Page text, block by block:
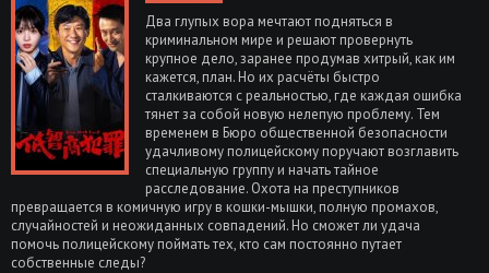
Два глупых вора мечтают подняться в
криминальном мире и решают провернуть
крупное дело, заранее продумав хитрый, как им
кажется, план. Но их расчёты быстро
сталкиваются с реальностью, где каждая ошибка
тянет за собой новую нелепую проблему. Тем
временем в Бюро общественной безопасности
удачливому полицейскому поручают возглавить
специальную группу и начать тайное
расследование. Охота на преступников
превращается в комичную игру в кошки-мышки, полную промахов,
случайностей и неожиданных совпадений. Но сможет ли удача
помочь полицейскому поймать тех, кто сам постоянно путает
собственные следы?